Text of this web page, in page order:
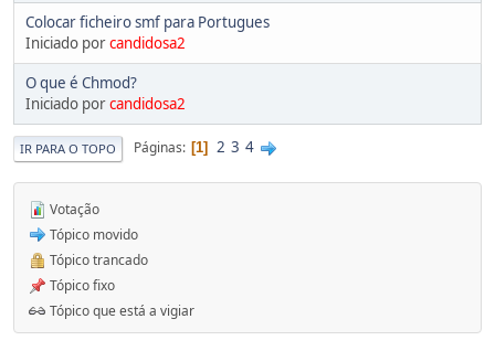
Colocar ficheiro smf para Portugues
Iniciado porcandidosa2
O que é Chmod?
Iniciado porcandidosa2
IR PARA O TOPO Páginas 1 2 3 4
Votação
Tópico movido
Tópico trancado
Tópico fixo
Tópico que está a vigiar